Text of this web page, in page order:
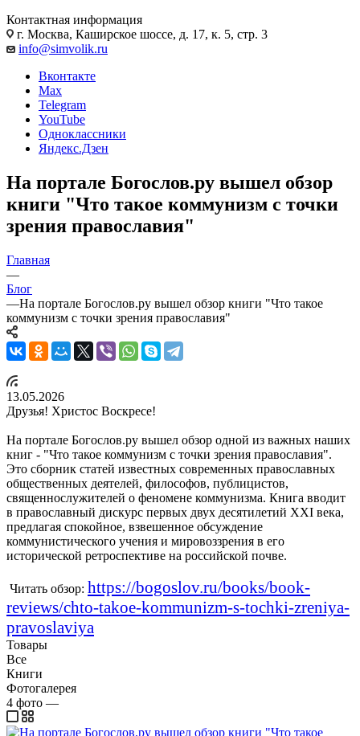
Контактная информация
г. Москва, Каширское шоссе, д. 17, к. 5, стр. 3
info@simvolik.ru
Вконтакте
Max
Telegram
YouTube
Одноклассники
Яндекс.Дзен
На портале Богослов.ру вышел обзор
книги "Что такое коммунизм с точки
зрения православия"
Главная
—
Блог
—На портале Богослов.ру вышел обзор книги "Что такое
коммунизм с точки зрения православия"
13.05.2026
Друзья! Христос Воскресе!
На портале Богослов.ру вышел обзор одной из важных наших
книг - "Что такое коммунизм с точки зрения православия".
Это сборник статей известных современных православных
общественных деятелей, философов, публицистов,
священнослужителей о феномене коммунизма. Книга вводит
в православный дискурс первых двух десятилетий XXI века,
предлагая спокойное, взвешенное обсуждение
коммунистического учения и мировоззрения в его
исторической ретроспективе на российской почве.
Читать обзор: https://bogoslov.ru/books/book-
reviews/chto-takoe-kommunizm-s-tochki-zreniya-
pravoslaviya
Товары
Все
Книги
Фотогалерея
4 фото —